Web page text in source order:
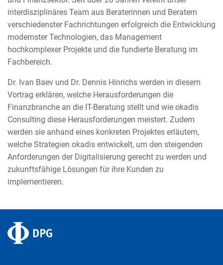
interdisziplinäres Team aus Beraterinnen und Beratern
verschiedenster Fachrichtungen erfolgreich die Entwicklung
modernster Technologien, das Management
hochkomplexer Projekte und die fundierte Beratung im
Fachbereich.
Dr. Ivan Baev und Dr. Dennis Hinrichs werden in diesem
Vortrag erklären, welche Herausforderungen die
Finanzbranche an die IT-Beratung stellt und wie okadis
Consulting diese Herausforderungen meistert. Zudem
werden sie anhand eines konkreten Projektes erläutern,
welche Strategien okadis entwickelt, um den steigenden
Anforderungen der Digitalisierung gerecht zu werden und
zukunftsfähige Lösungen für ihre Kunden zu
implementieren.